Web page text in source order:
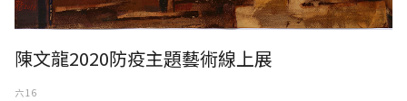
陳文龍2020防疫主題藝術線上展
六 16